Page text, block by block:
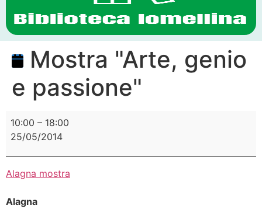
Mostra "Arte, genio
e passione"
10:00 – 18:00
25/05/2014
Alagna mostra
Alagna